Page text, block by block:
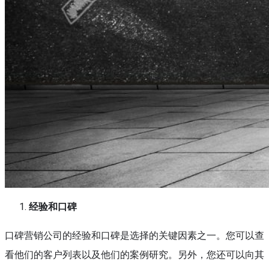
经验和口碑
口碑营销公司的经验和口碑是选择的关键因素之一。您可以查
看他们的客户列表以及他们的案例研究。另外，您还可以向其